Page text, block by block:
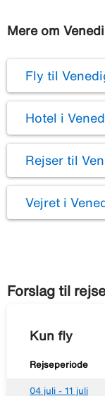
Mere om
Fly til
Hotel i
Rejser til
Vejret i
Forslag til
Kun fly
Rejseperiode
04 juli - 11 juli